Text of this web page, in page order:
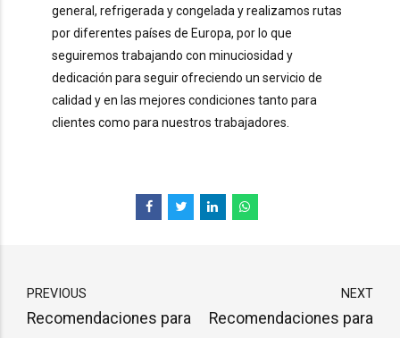
general, refrigerada y congelada y realizamos rutas
por diferentes países de Europa, por lo que
seguiremos trabajando con minuciosidad y
dedicación para seguir ofreciendo un servicio de
calidad y en las mejores condiciones tanto para
clientes como para nuestros trabajadores.
PREVIOUS
Recomendaciones para
NEXT
Recomendaciones para